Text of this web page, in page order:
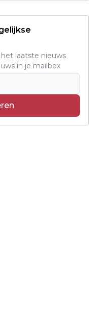
laatste nieuws
in je mailbox